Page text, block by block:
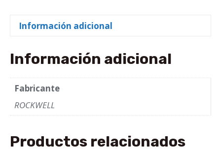
Información adicional
Información adicional
Fabricante
ROCKWELL
Productos relacionados